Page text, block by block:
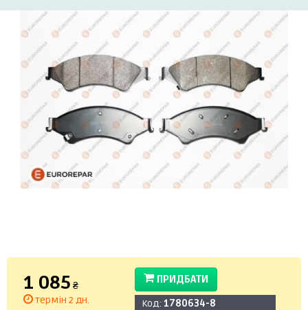
1 085 ₴
термін 2 дн.
ПРИДБАТИ
Код: 1780634-8